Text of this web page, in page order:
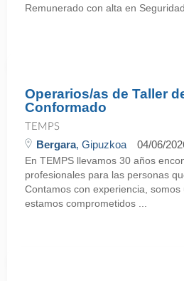
Remunerado con alta en Seguridad
Operarios/as de Taller
Conformado
TEMPS
Bergara, Gipuzkoa 04/06/
En TEMPS llevamos 30 años
profesionales para las personas
Contamos con experiencia,
estamos comprometidos ...